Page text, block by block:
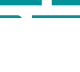
1700 ₽